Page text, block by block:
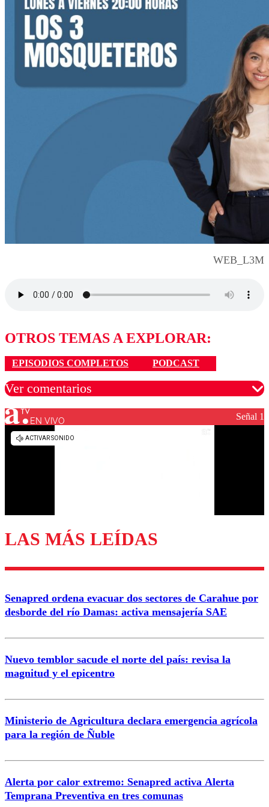
WEB_L3M
OTROS TEMAS A EXPLORAR:
EPISODIOS COMPLETOS PODCAST
Ver comentarios
Los comentarios son moderados para garantizar un
Enviar comentario
EN VIVO Señal 1
LAS MÁS LEÍDAS
Senapred ordena evacuar dos sectores de Carahue por
desborde del río Damas: activa mensajería SAE
Nuevo temblor sacude el norte del país: revisa la
magnitud y el epicentro
Ministerio de Agricultura declara emergencia agrícola
para la región de Ñuble
Alerta por calor extremo: Senapred activa Alerta
Temprana Preventiva en tres comunas